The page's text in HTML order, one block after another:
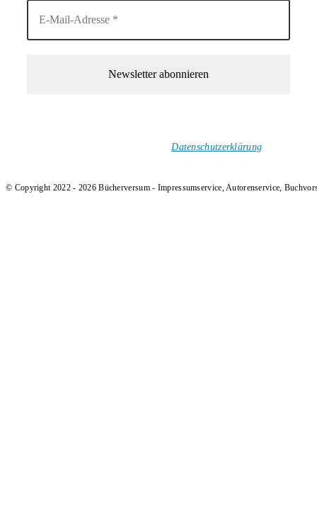
Datenschutzerklärung
© Copyright 2022 - 2026 Bücherversum - Impressumservice, Autorenservice,